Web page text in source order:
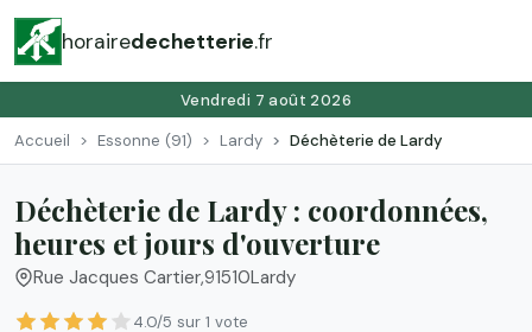
horairedechetterie.fr
Vendredi 7 août 2026
Accueil Essonne (91) Lardy Déchèterie de Lardy
Déchèterie de Lardy : coordonnées,
heures et jours d'ouverture
Rue Jacques Cartier,91510Lardy
4.0/5 sur 1 vote